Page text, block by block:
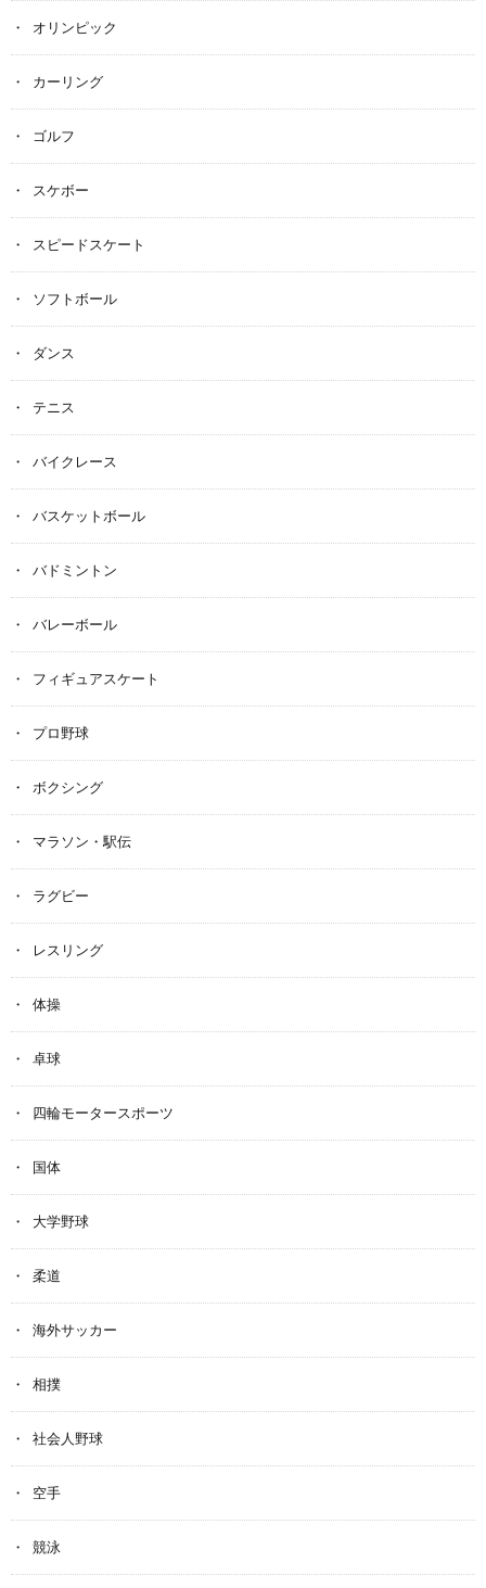
オリンピック
カーリング
ゴルフ
スケボー
スピードスケート
ソフトボール
ダンス
テニス
バイクレース
バスケットボール
バドミントン
バレーボール
フィギュアスケート
プロ野球
ボクシング
マラソン・駅伝
ラグビー
レスリング
体操
卓球
四輪モータースポーツ
国体
大学野球
柔道
海外サッカー
相撲
社会人野球
空手
競泳